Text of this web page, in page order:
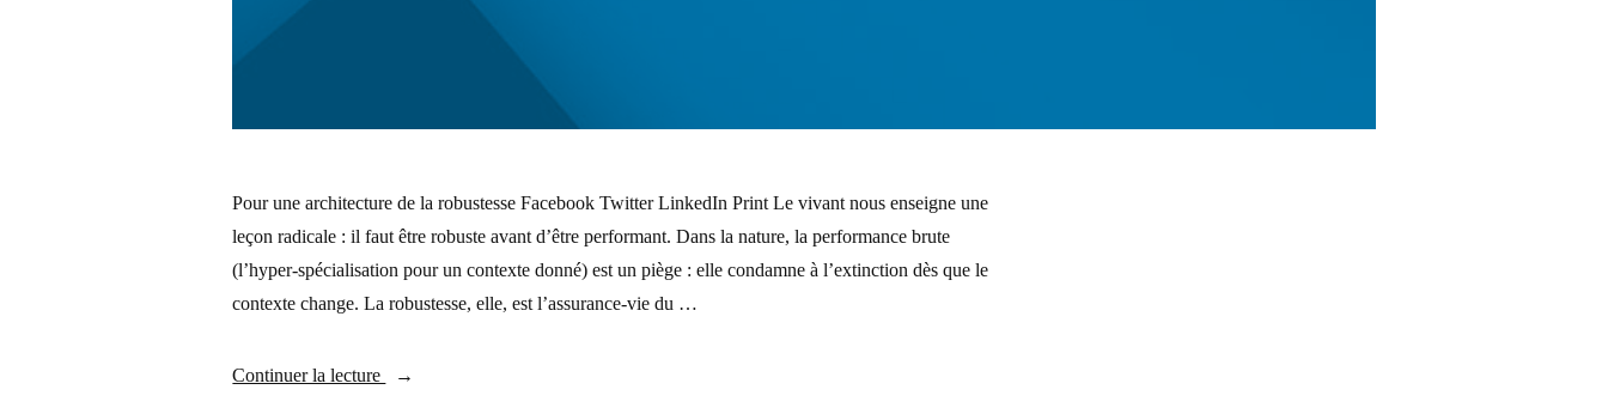
Pour une architecture de la robustesse Facebook Twitter LinkedIn Print Le vivant nous enseigne une
leçon radicale : il faut être robuste avant d’être performant. Dans la nature, la performance brute
(l’hyper-spécialisation pour un contexte donné) est un piège : elle condamne à l’extinction dès que le
contexte change. La robustesse, elle, est l’assurance-vie du …
Continuer la lecture